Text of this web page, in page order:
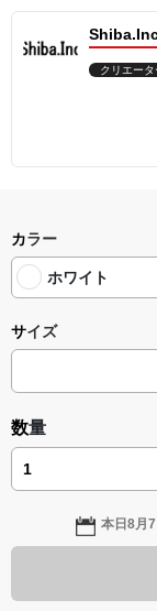
クリエータ
カラー
ホワイト
サイズ
数量
本日8月7